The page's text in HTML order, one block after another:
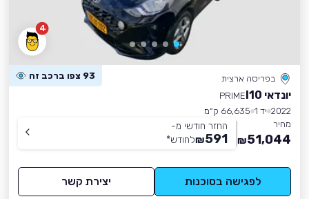
4
בפריסה ארצית 93 צפו ברכב זה
יונדאי I10
PRIME
2022 יד 1
66,635 ק״מ
מחיר
51,044
₪
החזר חודשי מ-
591
₪לחודש*
לפגישה בסוכנות יצירת קשר